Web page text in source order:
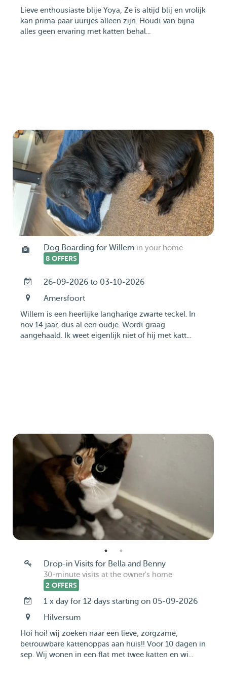
Lieve enthousiaste blije Yoya, Ze is altijd blij en vrolijk
kan prima paar uurtjes alleen zijn. Houdt van bijna
alles geen ervaring met katten behal...
Dog Boarding for Willem in your home
8 OFFERS
26-09-2026 to 03-10-2026
Amersfoort
Willem is een heerlijke langharige zwarte teckel. In
nov 14 jaar, dus al een oudje. Wordt graag
aangehaald. Ik weet eigenlijk niet of hij met katt...
Drop-in Visits for Bella and Benny
30-minute visits at the owner's home
2 OFFERS
1 x day for 12 days starting on 05-09-2026
Hilversum
Hoi hoi! wij zoeken naar een lieve, zorgzame,
betrouwbare kattenoppas aan huis!! Voor 10 dagen in
sep. Wij wonen in een flat met twee katten en wi...